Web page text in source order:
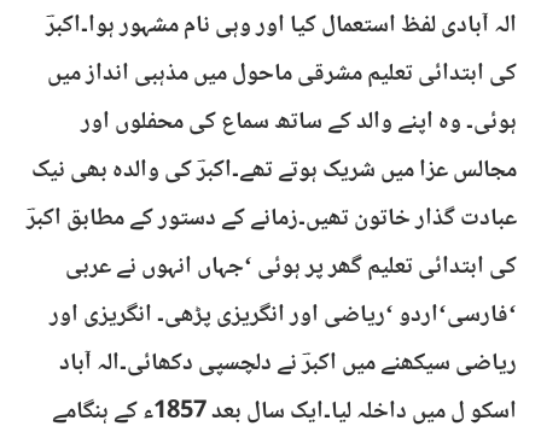
الہ آبادی لفظ استعمال کیا اور وہی نام مشہور ہوا۔اکبرؔ
کی ابتدائی تعلیم مشرقی ماحول میں مذہبی انداز میں
ہوئی۔ وہ اپنے والد کے ساتھ سماع کی محفلوں اور
مجالس عزا میں شریک ہوتے تھے۔اکبرؔ کی والدہ بھی نیک
عبادت گذار خاتون تھیں۔زمانے کے دستور کے مطابق اکبرؔ
کی ابتدائی تعلیم گھر پر ہوئی ‘جہاں انہوں نے عربی
‘فارسی‘اردو ‘ریاضی اور انگریزی پڑھی۔ انگریزی اور
ریاضی سیکھنے میں اکبرؔ نے دلچسپی دکھائی۔الہ آباد
اسکو ل میں داخلہ لیا۔ایک سال بعد 1857ء کے ہنگامے